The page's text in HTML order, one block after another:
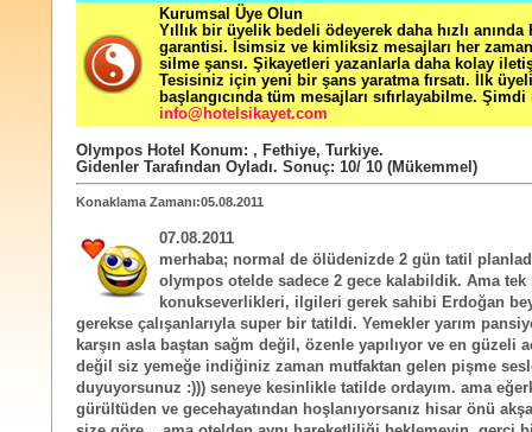
Kurumsal Üye Olun
Yıllık bir üyelik bedeli ödeyerek daha hızlı
garantisi. İsimsiz ve kimliksiz mesajları her zaman
silme şansı. Şikayetleri yazanlarla daha kolay
Tesisiniz için yeni bir şans yaratma fırsatı. İlk
başlangıcında tüm mesajları sıfırlayabilme. Şimdi
info@hotelsikayet.com
Olympos Hotel Konum: , Fethiye, Turkiye.
Gidenler Tarafından Oyladı. Sonuç: 10/ 10 (Mükemmel)
Konaklama Zamanı:05.08.2011
07.08.2011
merhaba; normal de ölüdenizde 2 gün tatil
olympos otelde sadece 2 gece kalabildik. Ama tek
konukseverlikleri, ilgileri gerek sahibi Erdoğan
gerekse çalışanlarıyla super bir tatildi. Yemekler yarım
karşın asla baştan sağm değil, özenle yapılıyor ve en güzeli
değil siz yemeğe indiğiniz zaman mutfaktan gelen pişme
duyuyorsunuz :))) seneye kesinlikle tatilde ordayım. ama
gürültüden ve gecehayatından hoşlanıyorsanız hisar önü